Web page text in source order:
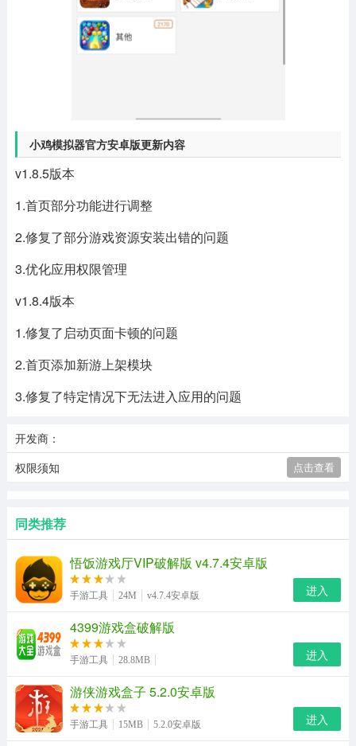
小鸡模拟器官方安卓版更新内容
v1.8.5版本
1.首页部分功能进行调整
2.修复了部分游戏资源安装出错的问题
3.优化应用权限管理
v1.8.4版本
1.修复了启动页面卡顿的问题
2.首页添加新游上架模块
3.修复了特定情况下无法进入应用的问题
开发商：
权限须知
点击查看
同类推荐
悟饭游戏厅VIP破解版 v4.7.4安卓版
手游工具 24M v4.7.4安卓版 进入
4399游戏盒破解版
手游工具 28.8MB 进入
游侠游戏盒子 5.2.0安卓版
手游工具 15MB 5.2.0安卓版 进入